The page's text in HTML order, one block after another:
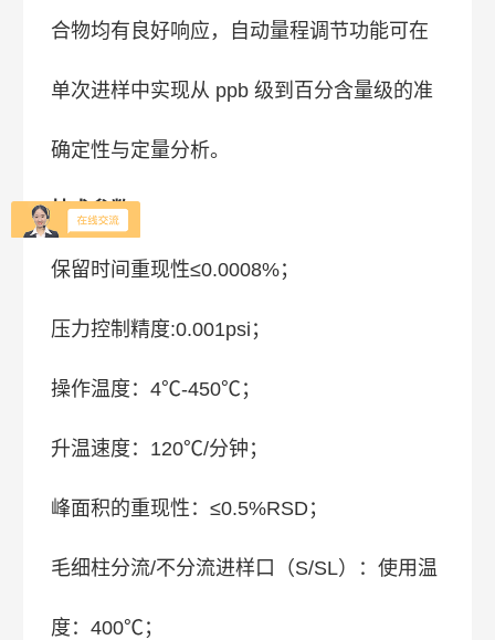
合物均有良好响应，自动量程调节功能可在
单次进样中实现从 ppb 级到百分含量级的准
确定性与定量分析。
技术参数 ：
保留时间重现性≤0.0008%；
压力控制精度:0.001psi；
操作温度：4℃-450℃；
升温速度：120℃/分钟；
峰面积的重现性：≤0.5%RSD；
毛细柱分流/不分流进样口（S/SL）：使用温
度：400℃；